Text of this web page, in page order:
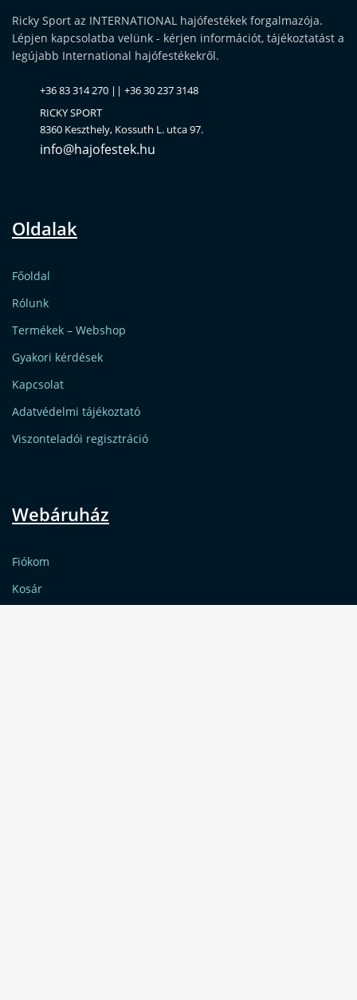
Ricky Sport az INTERNATIONAL hajófestékek forgalmazója.
Lépjen kapcsolatba velünk - kérjen információt, tájékoztatást a
legújabb International hajófestékekről.
+36 83 314 270 || +36 30 237 3148
RICKY SPORT
8360 Keszthely, Kossuth L. utca 97.
info@hajofestek.hu
Oldalak
Főoldal
Rólunk
Termékek – Webshop
Gyakori kérdések
Kapcsolat
Adatvédelmi tájékoztató
Viszonteladói regisztráció
Webáruház
Fiókom
Kosár